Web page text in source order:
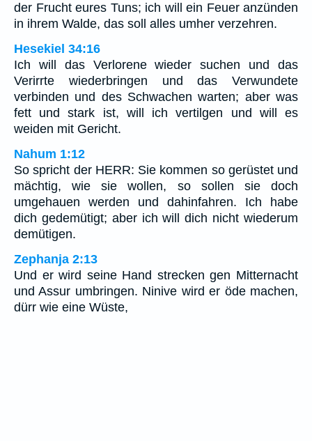
der Frucht eures Tuns; ich will ein Feuer anzünden
in ihrem Walde, das soll alles umher verzehren.
Hesekiel 34:16
Ich will das Verlorene wieder suchen und das
Verirrte wiederbringen und das Verwundete
verbinden und des Schwachen warten; aber was
fett und stark ist, will ich vertilgen und will es
weiden mit Gericht.
Nahum 1:12
So spricht der HERR: Sie kommen so gerüstet und
mächtig, wie sie wollen, so sollen sie doch
umgehauen werden und dahinfahren. Ich habe
dich gedemütigt; aber ich will dich nicht wiederum
demütigen.
Zephanja 2:13
Und er wird seine Hand strecken gen Mitternacht
und Assur umbringen. Ninive wird er öde machen,
dürr wie eine Wüste,